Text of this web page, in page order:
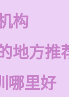
构
地方推
哪里好